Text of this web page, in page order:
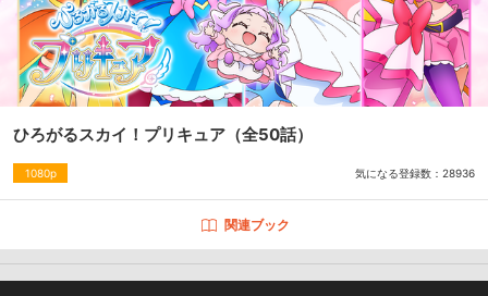
ひろがるスカイ！プリキュア （全50話）
1080p 気になる登録数： 28936
関連ブック